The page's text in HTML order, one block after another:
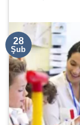
28
Şub